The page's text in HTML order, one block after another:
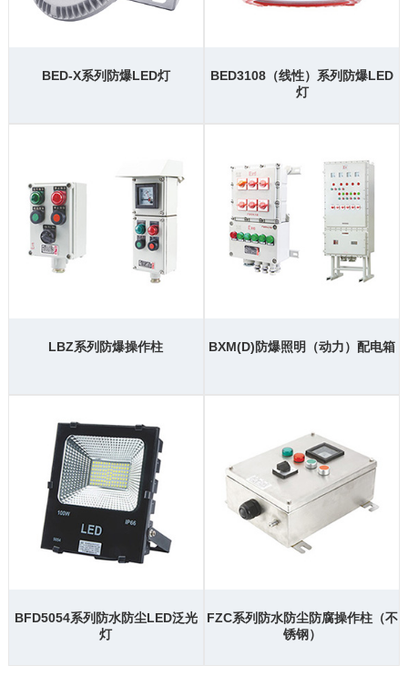
BED-X系列防爆LED灯
BED3108（线性）系列防爆LED
灯
LBZ系列防爆操作柱 BXM(D)防爆照明（动力）配电箱
BFD5054系列防水防尘LED泛光
灯
FZC系列防水防尘防腐操作柱（不
锈钢）